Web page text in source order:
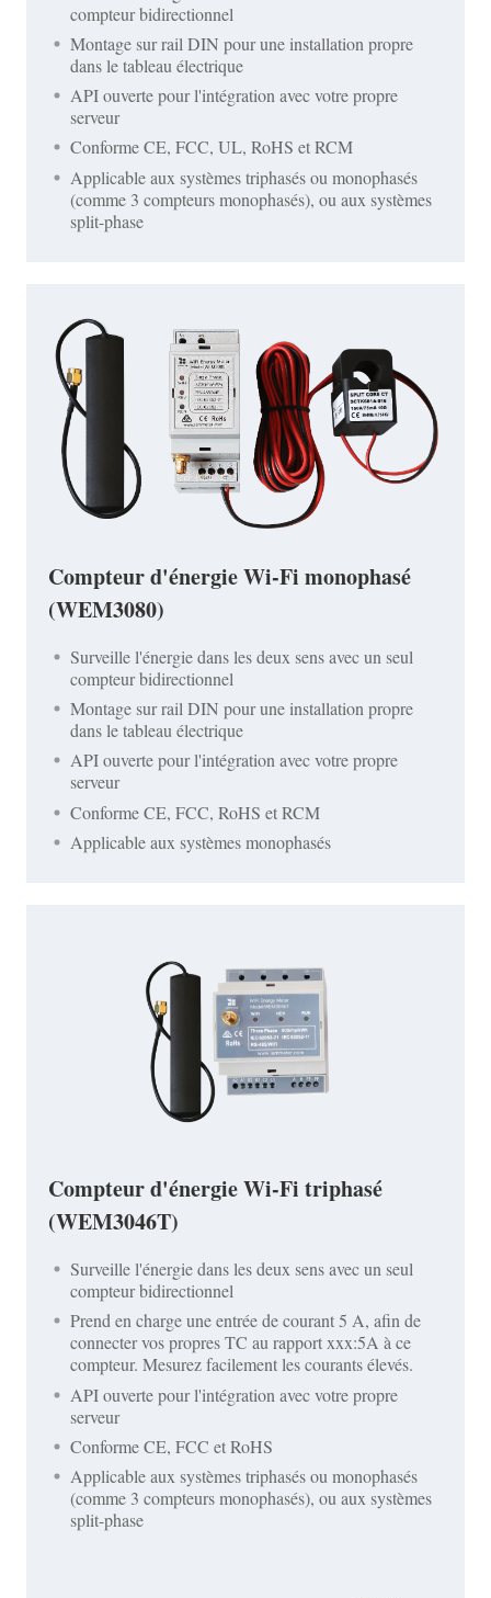
compteur bidirectionnel
Montage sur rail DIN pour une installation propre
dans le tableau électrique
API ouverte pour l'intégration avec votre propre
serveur
Conforme CE, FCC, UL, RoHS et RCM
Applicable aux systèmes triphasés ou monophasés
(comme 3 compteurs monophasés), ou aux systèmes
split-phase
Compteur d'énergie Wi-Fi monophasé
(WEM3080)
Surveille l'énergie dans les deux sens avec un seul
compteur bidirectionnel
Montage sur rail DIN pour une installation propre
dans le tableau électrique
API ouverte pour l'intégration avec votre propre
serveur
Conforme CE, FCC, RoHS et RCM
Applicable aux systèmes monophasés
Compteur d'énergie Wi-Fi triphasé
(WEM3046T)
Surveille l'énergie dans les deux sens avec un seul
compteur bidirectionnel
Prend en charge une entrée de courant 5 A, afin de
connecter vos propres TC au rapport xxx:5A à ce
compteur. Mesurez facilement les courants élevés.
API ouverte pour l'intégration avec votre propre
serveur
Conforme CE, FCC et RoHS
Applicable aux systèmes triphasés ou monophasés
(comme 3 compteurs monophasés), ou aux systèmes
split-phase